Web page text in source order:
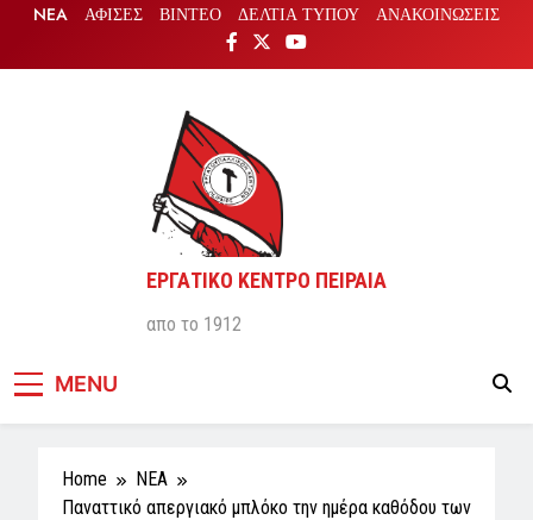
content
NEA ΑΦΙΣΕΣ ΒΙΝΤΕΟ ΔΕΛΤΙΑ ΤΥΠΟΥ ΑΝΑΚΟΙΝΩΣΕΙΣ
ΕΡΓΑΤΙΚΟ ΚΕΝΤΡΟ ΠΕΙΡΑΙΑ
απο το 1912
MENU
Home
NEA
Παναττικό απεργιακό μπλόκο την ημέρα καθόδου των